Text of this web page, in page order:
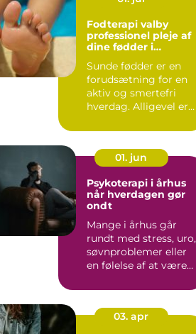
Fodterapi valby
professionel pleje af
dine fødder i
Sunde fødder er en
forudsætning for en
aktiv og smertefri
hverdag. Alligevel er
01. jun
Psykoterapi i århus
når hverdagen gør
ondt
Mange i århus går
rundt med stress, uro,
søvnproblemer eller
en følelse af at være
03. apr